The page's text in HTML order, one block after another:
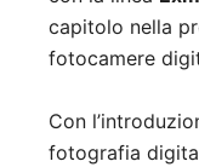
capitolo nella
fotocamere
Con
fotografia